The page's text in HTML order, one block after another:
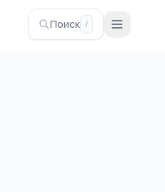
Поиск /